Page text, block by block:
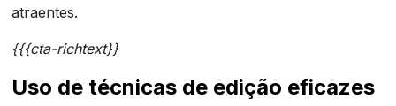
atraentes.
‍{{{cta-richtext}}‍
Uso de técnicas de edição eficazes